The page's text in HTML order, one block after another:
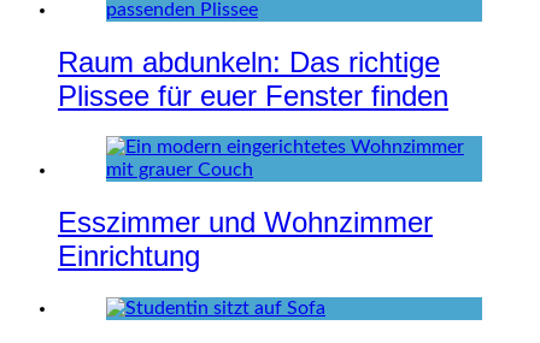
Raum abdunkeln: Das richtige
Plissee für euer Fenster finden
Esszimmer und Wohnzimmer
Einrichtung